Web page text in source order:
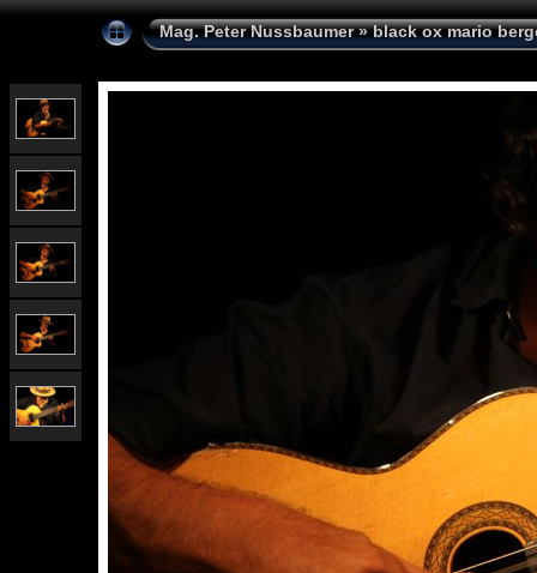
Mag. Peter Nussbaumer»black ox mario